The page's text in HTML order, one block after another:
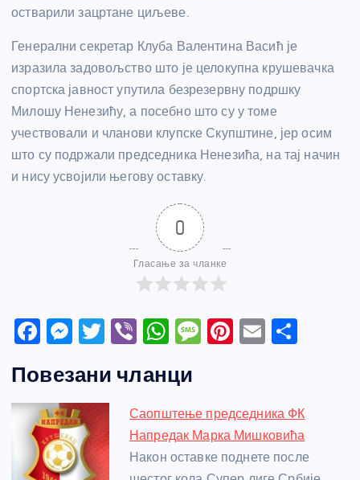
остварили зацртане циљеве.
Генерални секретар Клуба Валентина Васић је
изразила задовољство што је целокупна крушевачка
спортска јавност упутила безрезервну подршку
Милошу Ненезићу, а посебно што су у томе
учествовали и чланови клупске Скупштине, јер осим
што су подржали председника Ненезића, на тај начин
и нису усвојили његову оставку.
0
Гласање за чланке
F
c
e
b
o
M
ss
e
n
g
T
itt
er
Vi
er
W
at
s
A
p
M
a
g
e
Pi
e
st
E
e
Повезани чланци
Саопштење председника ФК
Напредак Марка Мишковића
Након оставке поднете после